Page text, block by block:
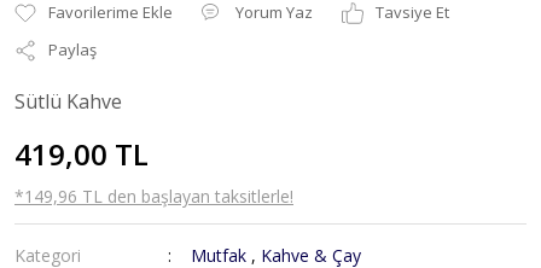
Yorum Yaz
Tavsiye Et
Paylaş
Sütlü Kahve
419,00 TL
*149,96 TL den başlayan taksitlerle!
Kategori Mutfak , Kahve & Çay